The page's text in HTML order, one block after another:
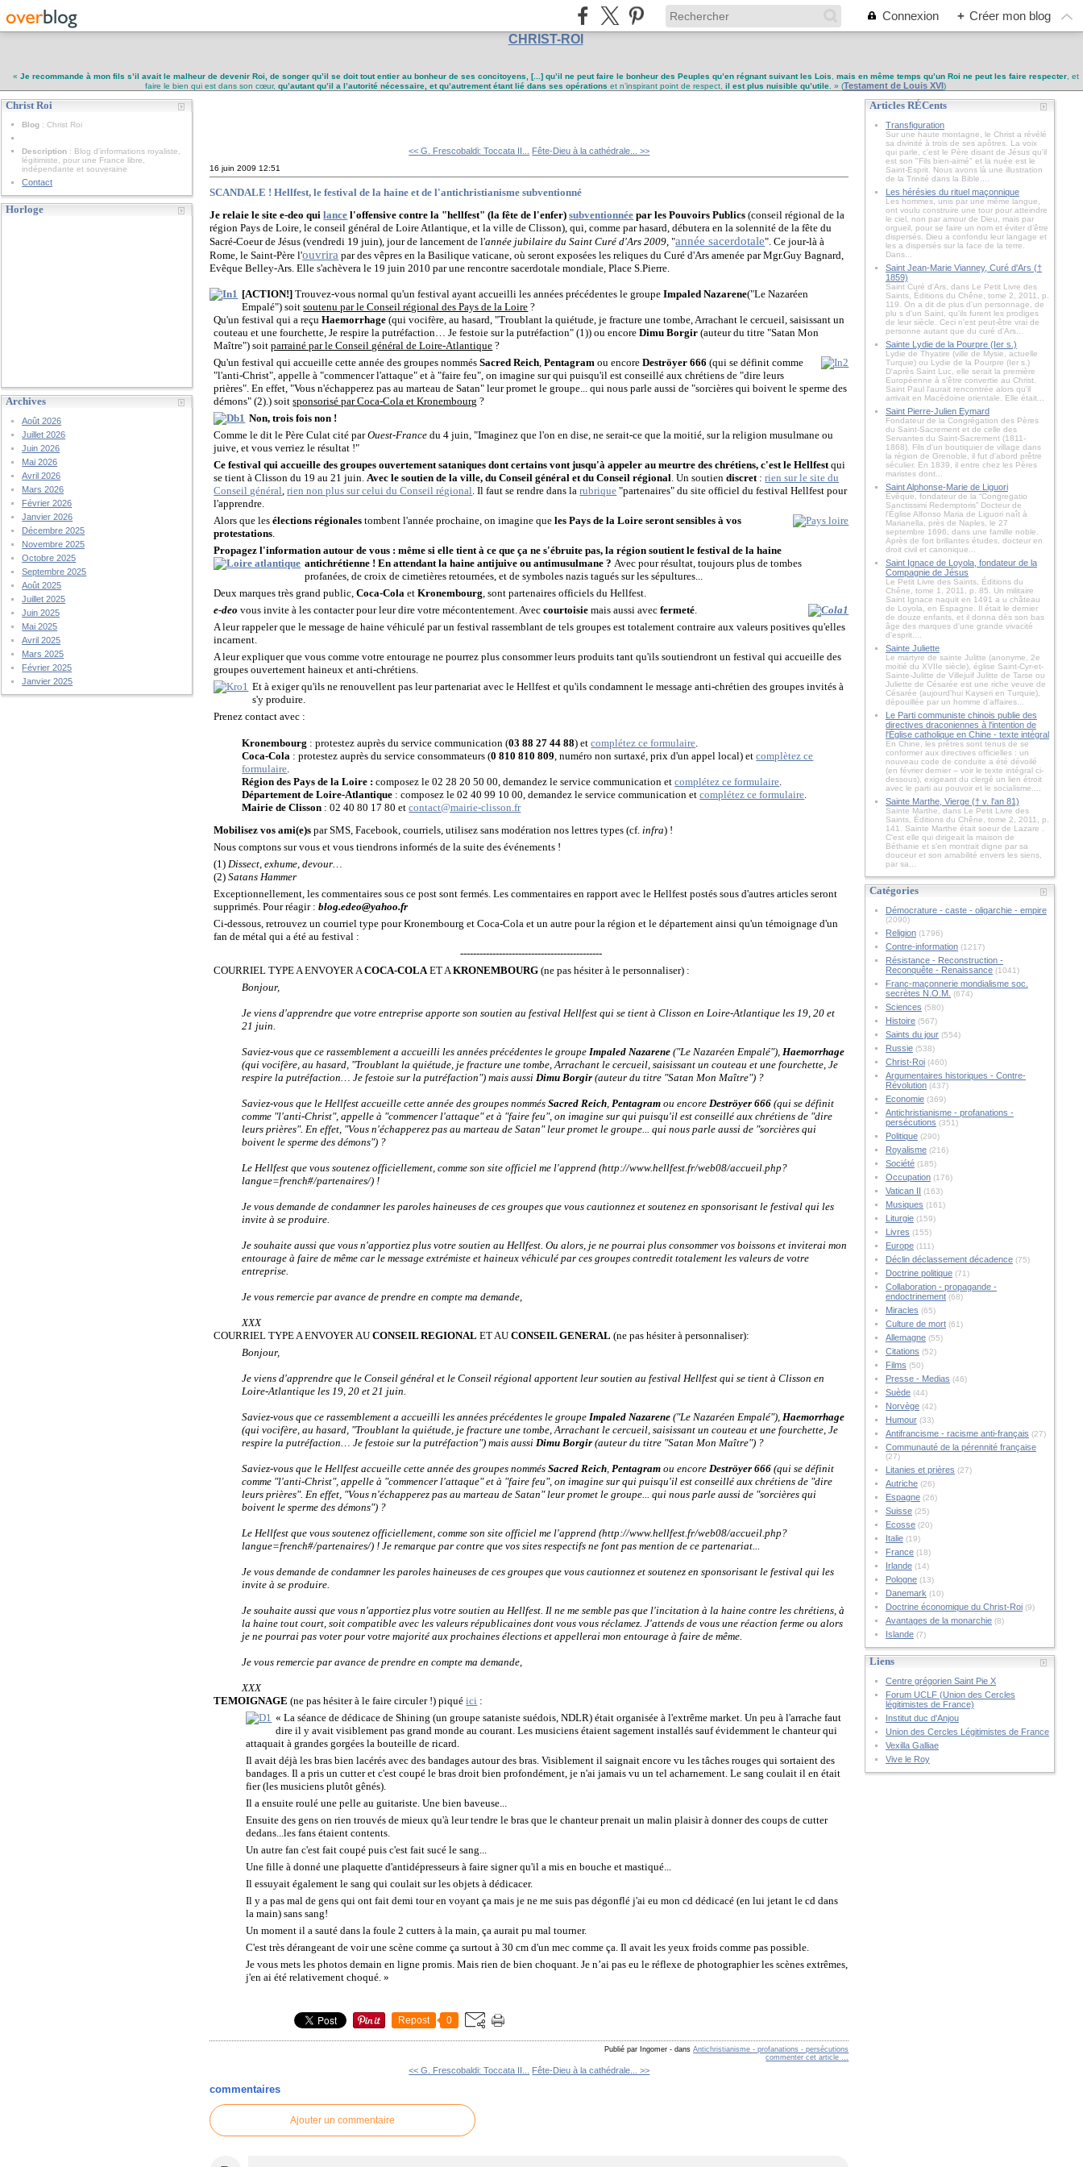
Connexion + Créer mon blog
CHRIST-ROI
« Je recommande à mon fils s’il avait le malheur de devenir Roi, de songer qu’il se doit tout entier au bonheur de ses concitoyens, [...] qu’il ne peut faire le bonheur des Peuples qu’en régnant suivant les Lois mais en même temps qu’un Roi ne peut les faire respecter, et
faire le bien qui est dans son cœur, qu’autant qu’il a l’autorité nécessaire, et qu’autrement étant lié dans ses opérations et n’inspirant point de respect, il est plus nuisible qu’utile . » (Testament de Louis XVI)
Christ Roi
Blog : Christ Roi
Description : Blog d'informations royaliste,
légitimiste, pour une France libre,
indépendante et souveraine
Contact
Horloge
Archives
Août 2026
Juillet 2026
Juin 2026
Mai 2026
Avril 2026
Mars 2026
Février 2026
Janvier 2026
Décembre 2025
Novembre 2025
Octobre 2025
Septembre 2025
Août 2025
Juillet 2025
Juin 2025
Mai 2025
Avril 2025
Mars 2025
Février 2025
Janvier 2025
<< G. Frescobaldi: Toccata II... Fête-Dieu à la cathédrale... >>
16 juin 2009 12:51
SCANDALE ! Hellfest, le festival de la haine et de l'antichristianisme subventionné
Je relaie le site e-deo quilance l'offensive contre la "hellfest" (la fête de l'enfer) subventionnée par les Pouvoirs Publics (conseil régional de la
région Pays de Loire, le conseil général de Loire Atlantique, et la ville de Clisson), qui, comme par hasard, débutera en la solennité de la fête du
Sacré-Coeur de Jésus (vendredi 19 juin), jour de lancement de l'année jubilaire du Saint Curé d'Ars 2009 , "année sacerdotale". Ce jour-là à
Rome, le Saint-Père l'ouvrira par des vêpres en la Basilique vaticane, où seront exposées les reliques du Curé d'Ars amenée par Mgr.Guy Bagnard,
Evêque Belley-Ars. Elle s'achèvera le 19 juin 2010 par une rencontre sacerdotale mondiale, Place S.Pierre.
[ACTION!] Trouvez-vous normal qu'un festival ayant accueilli les années précédentes le groupe Impaled Nazarene("Le Nazaréen
Empalé") soitsoutenu par le Conseil régional des Pays de la Loire ?
Qu'un festival qui a reçuHaemorrhage (qui vocifère, au hasard, "Troublant la quiétude, je fracture une tombe, Arrachant le cercueil, saisissant un
couteau et une fourchette, Je respire la putréfaction… Je festoie sur la putréfaction" (1)) ou encoreDimu Borgir (auteur du titre "Satan Mon
Maître") soitparrainé par le Conseil général de Loire-Atlantique ?
Qu'un festival qui accueille cette année des groupes nommésSacred Reich ,Pentagram ou encoreDeströyer 666 (qui se définit comme
"l'anti-Christ", appelle à "commencer l'attaque" et à "faire feu", on imagine sur qui puisqu'il est conseillé aux chrétiens de "dire leurs
prières". En effet, "Vous n'échapperez pas au marteau de Satan" leur promet le groupe... qui nous parle aussi de "sorcières qui boivent le sperme des
démons" (2).) soitsponsorisé par Coca-Cola et Kronembourg ?
Non, trois fois non !
Comme le dit le Père Culat cité parOuest-France du 4 juin, "Imaginez que l'on en dise, ne serait-ce que la moitié, sur la religion musulmane ou
juive, et vous verriez le résultat !"
Ce festival qui accueille des groupes ouvertement sataniques dont certains vont jusqu'à appeler au meurtre des chrétiens, c'est le Hellfest qui
se tient à Clisson du 19 au 21 juin. Avec le soutien de la ville, du Conseil général et du Conseil régional . Un soutiendiscret : rien sur le site du
Conseil général rien non plus sur celui du Conseil régional . Il faut se rendre dans la rubrique "partenaires" du site officiel du festival Hellfest pour
l'apprendre.
Alors que lesélections régionales tombent l'année prochaine, on imagine queles Pays de la Loire seront sensibles à vos
protestations
Propagez l'information autour de vous : même si elle tient à ce que ça ne s'ébruite pas, la région soutient le festival de la haine
antichrétienne ! En attendant la haine antijuive ou antimusulmane ? Avec pour résultat, toujours plus de tombes
profanées, de croix de cimetières retournées, et de symboles nazis tagués sur les sépultures...
Deux marques très grand public,Coca-Cola etKronembourg , sont partenaires officiels du Hellfest.
e-deo vous invite à les contacter pour leur dire votre mécontentement. Aveccourtoisie mais aussi avecfermeté
A leur rappeler que le message de haine véhiculé par un festival rassemblant de tels groupes est totalement contraire aux valeurs positives qu'elles
incarnent.
A leur expliquer que vous comme votre entourage ne pourrez plus consommer leurs produits tant qu'ils soutiendront un festival qui accueille des
groupes ouvertement haineux et anti-chrétiens.
Et à exiger qu'ils ne renouvellent pas leur partenariat avec le Hellfest et qu'ils condamnent le message anti-chrétien des groupes invités à
s'y produire.
Prenez contact avec :
Kronembourg : protestez auprès du service communication (03 88 27 44 88) et complétez ce formulaire
Coca-Cola : protestez auprès du service consommateurs (0 810 810 809 , numéro non surtaxé, prix d'un appel local) et complètez ce
formulaire
Région des Pays de la Loire : composez le 02 28 20 50 00, demandez le service communication et complétez ce formulaire
Département de Loire-Atlantique : composez le 02 40 99 10 00, demandez le service communication et complétez ce formulaire
Mairie de Clisson : 02 40 80 17 80 et contact@mairie-clisson.fr
Mobilisez vos ami(e)s par SMS, Facebook, courriels, utilisez sans modération nos lettres types (cf. infra) !
Nous comptons sur vous et vous tiendrons informés de la suite des événements !
(1) Dissect, exhume, devour…
(2)Satans Hammer
Exceptionnellement, les commentaires sous ce post sont fermés. Les commentaires en rapport avec le Hellfest postés sous d'autres articles seront
supprimés. Pour réagir :blog.edeo@yahoo.fr
Ci-dessous, retrouvez un courriel type pour Kronembourg et Coca-Cola et un autre pour la région et le département ainsi qu'un témoignage d'un
fan de métal qui a été au festival :
--------------------------------------------
COURRIEL TYPE A ENVOYER ACOCA-COLA ET AKRONEMBOURG (ne pas hésiter à le personnaliser) :
Bonjour,
Je viens d'apprendre que votre entreprise apporte son soutien au festival Hellfest qui se tient à Clisson en Loire-Atlantique les 19, 20 et
21 juin.
Saviez-vous que ce rassemblement a accueilli les années précédentes le groupe Impaled Nazarene ("Le Nazaréen Empalé"), Haemorrhage
(qui vocifère, au hasard, "Troublant la quiétude, je fracture une tombe, Arrachant le cercueil, saisissant un couteau et une fourchette, Je
respire la putréfaction… Je festoie sur la putréfaction") mais aussi Dimu Borgir (auteur du titre "Satan Mon Maître") ?
Saviez-vous que le Hellfest accueille cette année des groupes nommésSacred Reich Pentagram ou encore Deströyer 666 (qui se définit
comme "l'anti-Christ", appelle à "commencer l'attaque" et à "faire feu", on imagine sur qui puisqu'il est conseillé aux chrétiens de "dire
leurs prières". En effet, "Vous n'échapperez pas au marteau de Satan" leur promet le groupe... qui nous parle aussi de "sorcières qui
boivent le sperme des démons") ?
Le Hellfest que vous soutenez officiellement, comme son site officiel me l'apprend (http://www.hellfest.fr/web08/accueil.php?
langue=french#/partenaires/) !
Je vous demande de condamner les paroles haineuses de ces groupes que vous cautionnez et soutenez en sponsorisant le festival qui les
invite à se produire.
Je souhaite aussi que vous n'apportiez plus votre soutien au Hellfest. Ou alors, je ne pourrai plus consommer vos boissons et inviterai mon
entourage à faire de même car le message extrémiste et haineux véhiculé par ces groupes contredit totalement les valeurs de votre
entreprise.
Je vous remercie par avance de prendre en compte ma demande,
XXX
COURRIEL TYPE A ENVOYER AUCONSEIL REGIONAL ET AUCONSEIL GENERAL (ne pas hésiter à personnaliser):
Bonjour,
Je viens d'apprendre que le Conseil général et le Conseil régional apportent leur soutien au festival Hellfest qui se tient à Clisson en
Loire-Atlantique les 19, 20 et 21 juin.
Saviez-vous que ce rassemblement a accueilli les années précédentes le groupe Impaled Nazarene ("Le Nazaréen Empalé"), Haemorrhage
(qui vocifère, au hasard, "Troublant la quiétude, je fracture une tombe, Arrachant le cercueil, saisissant un couteau et une fourchette, Je
respire la putréfaction… Je festoie sur la putréfaction") mais aussi Dimu Borgir (auteur du titre "Satan Mon Maître") ?
Saviez-vous que le Hellfest accueille cette année des groupes nommésSacred Reich Pentagram ou encore Deströyer 666 (qui se définit
comme "l'anti-Christ", appelle à "commencer l'attaque" et à "faire feu", on imagine sur qui puisqu'il est conseillé aux chrétiens de "dire
leurs prières". En effet, "Vous n'échapperez pas au marteau de Satan" leur promet le groupe... qui nous parle aussi de "sorcières qui
boivent le sperme des démons") ?
Le Hellfest que vous soutenez officiellement, comme son site officiel me l'apprend (http://www.hellfest.fr/web08/accueil.php?
langue=french#/partenaires/) ! Je remarque par contre que vos sites respectifs ne font pas mention de ce partenariat...
Je vous demande de condamner les paroles haineuses de ces groupes que vous cautionnez et soutenez en sponsorisant le festival qui les
invite à se produire.
Je souhaite aussi que vous n'apportiez plus votre soutien au Hellfest. Il ne me semble pas que l'incitation à la haine contre les chrétiens, à
la haine tout court, soit compatible avec les valeurs républicaines dont vous vous réclamez. J'attends de vous une réaction ferme ou alors
je ne pourrai pas voter pour votre majorité aux prochaines élections et appellerai mon entourage à faire de même.
Je vous remercie par avance de prendre en compte ma demande,
XXX
TEMOIGNAGE (ne pas hésiter à le faire circuler !) piqué ici :
« La séance de dédicace de Shining (un groupe sataniste suédois, NDLR) était organisée à l'extrême market. Un peu à l'arrache faut
dire il y avait visiblement pas grand monde au courant. Les musiciens étaient sagement installés sauf évidemment le chanteur qui
attaquait à grandes gorgées la bouteille de ricard.
Il avait déjà les bras bien lacérés avec des bandages autour des bras. Visiblement il saignait encore vu les tâches rouges qui sortaient des
bandages. Il a pris un cutter et c'est coupé le bras droit bien profondément, je n'ai jamais vu un tel acharnement. Le sang coulait il en était
fier (les musiciens plutôt gênés).
Il a ensuite roulé une pelle au guitariste. Une bien baveuse...
Ensuite des gens on rien trouvés de mieux qu'à leur tendre le bras que le chanteur prenait un malin plaisir à donner des coups de cutter
dedans...les fans étaient contents.
Un autre fan c'est fait coupé puis c'est fait sucé le sang...
Une fille à donné une plaquette d'antidépresseurs à faire signer qu'il a mis en bouche et mastiqué...
Il essuyait également le sang qui coulait sur les objets à dédicacer.
Il y a pas mal de gens qui ont fait demi tour en voyant ça mais je ne me suis pas dégonflé j'ai eu mon cd dédicacé (en lui jetant le cd dans
la main) sans sang!
Un moment il a sauté dans la foule 2 cutters à la main, ça aurait pu mal tourner.
C'est très dérangeant de voir une scène comme ça surtout à 30 cm d'un mec comme ça. Il avait les yeux froids comme pas possible.
Je vous mets les photos demain en ligne promis. Mais rien de bien choquant. Je n’ai pas eu le réflexe de photographier les scènes extrêmes,
j'en ai été relativement choqué. »
Repost 0
Publié par Ingomer - dansAntichristianisme - profanations - persécutions
commenter cet article
<< G. Frescobaldi: Toccata II... Fête-Dieu à la cathédrale... >>
commentaires
Ajouter un commentaire
Articles RÉCents
Transfiguration
Sur une haute montagne, le Christ a révélé
sa divinité à trois de ses apôtres. La voix
qui parle, c'est le Père disant de Jésus qu'il
est son "Fils bien-aimé" et la nuée est le
Saint-Esprit. Nous avons là une illustration
de la Trinité dans la Bible....
Les hérésies du rituel maçonnique
Les hommes, unis par une même langue,
ont voulu construire une tour pour atteindre
le ciel, non par amour de Dieu, mais par
orgueil, pour se faire un nom et éviter d’être
dispersés. Dieu a confondu leur langage et
les a dispersés sur la face de la terre.
Dans...
Saint Jean-Marie Vianney, Curé d'Ars (†
1859)
Saint Curé d'Ars, dans Le Petit Livre des
Saints, Éditions du Chêne, tome 2, 2011, p.
119. On a dit de plus d'un personnage, de
plu s d'un Saint, qu'ils furent les prodiges
de leur siècle. Ceci n'est peut-être vrai de
personne autant que du curé d'Ars...
Sainte Lydie de la Pourpre (Ier s.)
Lydie de Thyatire (ville de Mysie, actuelle
Turquie) ou Lydie de la Pourpre (Ier s.)
D'après Saint Luc, elle serait la première
Européenne à s'être convertie au Christ.
Saint Paul l'aurait rencontrée alors qu'il
arrivait en Macédoine orientale. Elle était...
Saint Pierre-Julien Eymard
Fondateur de la Congrégation des Pères
du Saint-Sacrement et de celle des
Servantes du Saint-Sacrement (1811-
1868). Fils d'un boutiquier de village dans
la région de Grenoble, il fut d'abord prêtre
séculier. En 1839, il entre chez les Pères
maristes dont...
Saint Alphonse-Marie de Liguori
Évêque, fondateur de la “Congregatio
Sanctissimi Redemptoris” Docteur de
l'Église Alfonso Maria de Liguori naît à
Marianella, près de Naples, le 27
septembre 1696, dans une famille noble.
Après de fort brillantes études, docteur en
droit civil et canonique...
Saint Ignace de Loyola, fondateur de la
Compagnie de Jésus
Le Petit Livre des Saints, Éditions du
Chêne, tome 1, 2011, p. 85. Un militaire
Saint Ignace naquit en 1491 a u château
de Loyola, en Espagne. Il était le dernier
de douze enfants, et il donna dès son bas
âge des marques d'une grande vivacité
d'esprit....
Sainte Juliette
Le martyre de sainte Julitte (anonyme, 2e
moitié du XVIIe siècle), église Saint-Cyr-et-
Sainte-Julitte de Villejuif Julitte de Tarse ou
Juliette de Césarée est une riche veuve de
Césarée (aujourd'hui Kayseri en Turquie),
dépouillée par un homme d'affaires...
Le Parti communiste chinois publie des
directives draconiennes à l'intention de
l'Église catholique en Chine - texte intégral
En Chine, les prêtres sont tenus de se
conformer aux directives officielles : un
nouveau code de conduite a été dévoilé
(en février dernier – voir le texte intégral ci-
dessous), exigeant du clergé un lien étroit
avec le parti au pouvoir et le socialisme....
Sainte Marthe, Vierge († v. l'an 81)
Sainte Marthe, dans Le Petit Livre des
Saints, Éditions du Chêne, tome 2, 2011, p.
141. Sainte Marthe était soeur de Lazare .
C'est elle qui dirigeait la maison de
Béthanie et s'en montrait digne par sa
douceur et son amabilité envers les siens,
par sa...
Catégories
Démocrature - caste - oligarchie - empire
(2090)
Religion(1796)
Contre-information(1217)
Résistance - Reconstruction -
Reconquête - Renaissance(1041)
Franc-maçonnerie mondialisme soc.
secrètes N.O.M. (674)
Sciences (580)
Histoire(567)
Saints du jour(554)
Russie(538)
Christ-Roi(460)
Argumentaires historiques - Contre-
Révolution(437)
Economie(369)
Antichristianisme - profanations -
persécutions (351)
Politique(290)
Royalisme(216)
Société(185)
Occupation(176)
Vatican II (163)
Musiques (161)
Liturgie(159)
Livres (155)
Europe(111)
Déclin déclassement décadence(75)
Doctrine politique(71)
Collaboration - propagande -
endoctrinement(68)
Miracles (65)
Culture de mort(61)
Allemagne(55)
Citations (52)
Films (50)
Presse - Medias (46)
Suède(44)
Norvège(42)
Humour(33)
Antifrancisme - racisme anti-français (27)
Communauté de la pérennité française
(27)
Litanies et prières (27)
Autriche(26)
Espagne(26)
Suisse(25)
Ecosse(20)
Italie(19)
France(18)
Irlande(14)
Pologne(13)
Danemark (10)
Doctrine économique du Christ-Roi(9)
Avantages de la monarchie(8)
Islande(7)
Liens
Centre grégorien Saint Pie X
Forum UCLF (Union des Cercles
légitimistes de France)
Institut duc d'Anjou
Union des Cercles Légitimistes de France
Vexilla Galliae
Vive le Roy